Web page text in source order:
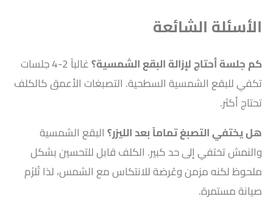
الأسئلة الشائعة
كم جلسة أحتاج لإزالة البقع الشمسية؟
غالباً 2-4 جلسات
تكفي للبقع الشمسية السطحية. التصبغات الأعمق كالكلف
تحتاج أكثر.
هل يختفي التصبغ تماماً بعد الليزر؟البقع الشمسية
والنمش تختفي إلى حد كبير. الكلف قابل للتحسين بشكل
ملحوظ لكنه مزمن وعُرضة للانتكاس مع الشمس، لذا تُلزَم
صيانة مستمرة.